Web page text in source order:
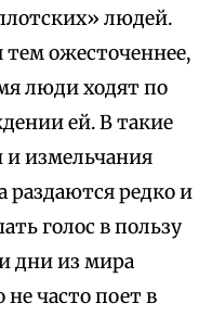
людей.
тем ожесточеннее,
люди ходят по
ей. В такие
и измельчания
раздаются редко и
голос в пользу
дни из мира
не часто поет в